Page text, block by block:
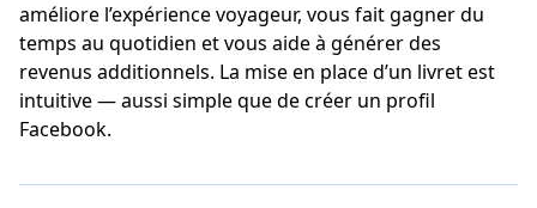
améliore l’expérience voyageur, vous fait gagner du
temps au quotidien et vous aide à générer des
revenus additionnels. La mise en place d’un livret est
intuitive — aussi simple que de créer un profil
Facebook.